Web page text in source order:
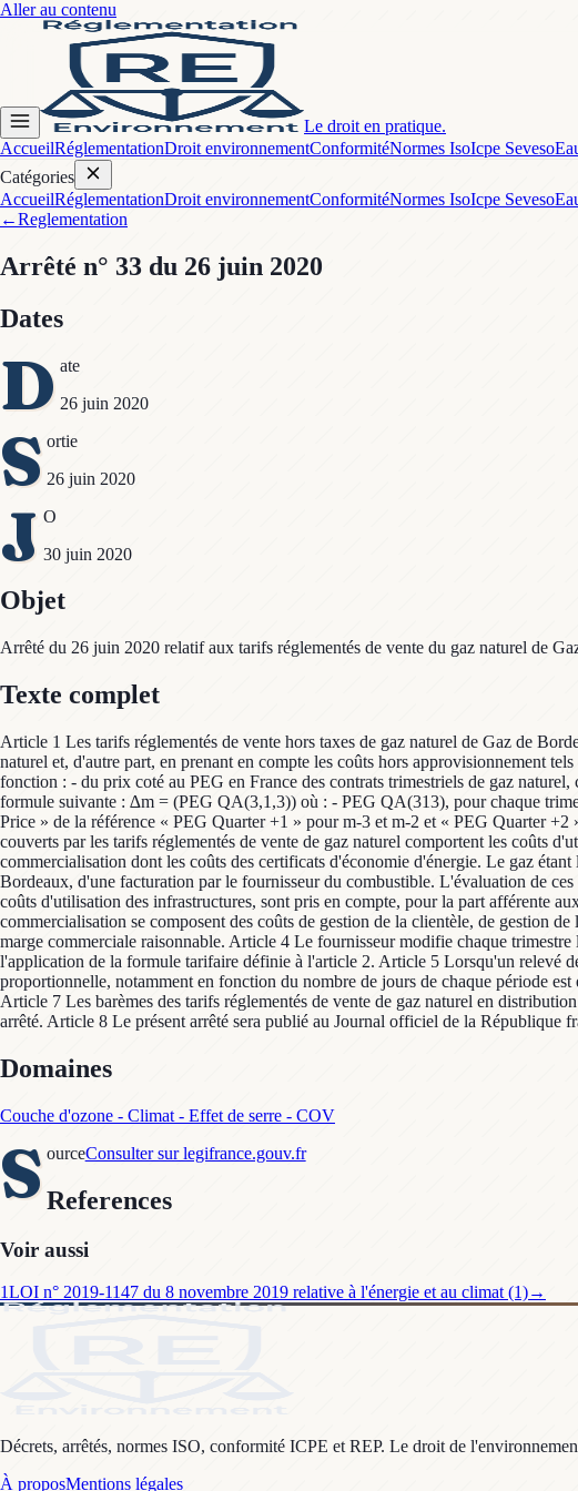
Aller au contenu
Le droit en pratique.
AccueilRéglementationDroit environnementConformitéNormes IsoIcpe Seveso
Catégories
AccueilRéglementationDroit environnementConformitéNormes IsoIcpe Seveso
←Reglementation
Arrêté n° 33 du 26 juin 2020
Dates
D ate
26 juin 2020
S ortie
26 juin 2020
J O
30 juin 2020
Objet
Arrêté du 26 juin 2020 relatif aux tarifs réglementés de vente du gaz naturel de
Texte complet
Article 1 Les tarifs réglementés de vente hors taxes de gaz naturel de Gaz de
naturel et, d'autre part, en prenant en compte les coûts hors approvisionnement
fonction : - du prix coté au PEG en France des contrats trimestriels de gaz
formule suivante : ∆m = (PEG QA(3,1,3)) où : - PEG QA(313), pour chaque
Price » de la référence « PEG Quarter +1 » pour m-3 et m-2 et « PEG Quarter
couverts par les tarifs réglementés de vente de gaz naturel comportent les coûts
commercialisation dont les coûts des certificats d'économie d'énergie. Le gaz
Bordeaux, d'une facturation par le fournisseur du combustible. L'évaluation de
coûts d'utilisation des infrastructures, sont pris en compte, pour la part afférente
commercialisation se composent des coûts de gestion de la clientèle, de gestion
marge commerciale raisonnable. Article 4 Le fournisseur modifie chaque
l'application de la formule tarifaire définie à l'article 2. Article 5 Lorsqu'un relevé
proportionnelle, notamment en fonction du nombre de jours de chaque période
Article 7 Les barèmes des tarifs réglementés de vente de gaz naturel en
arrêté. Article 8 Le présent arrêté sera publié au Journal officiel de la République
Domaines
Couche d'ozone - Climat - Effet de serre - COV
S ourceConsulter sur legifrance.gouv.fr
References
Voir aussi
1LOI n° 2019-1147 du 8 novembre 2019 relative à l'énergie et au climat (1)→
Décrets, arrêtés, normes ISO, conformité ICPE et REP. Le droit de
À proposMentions légales